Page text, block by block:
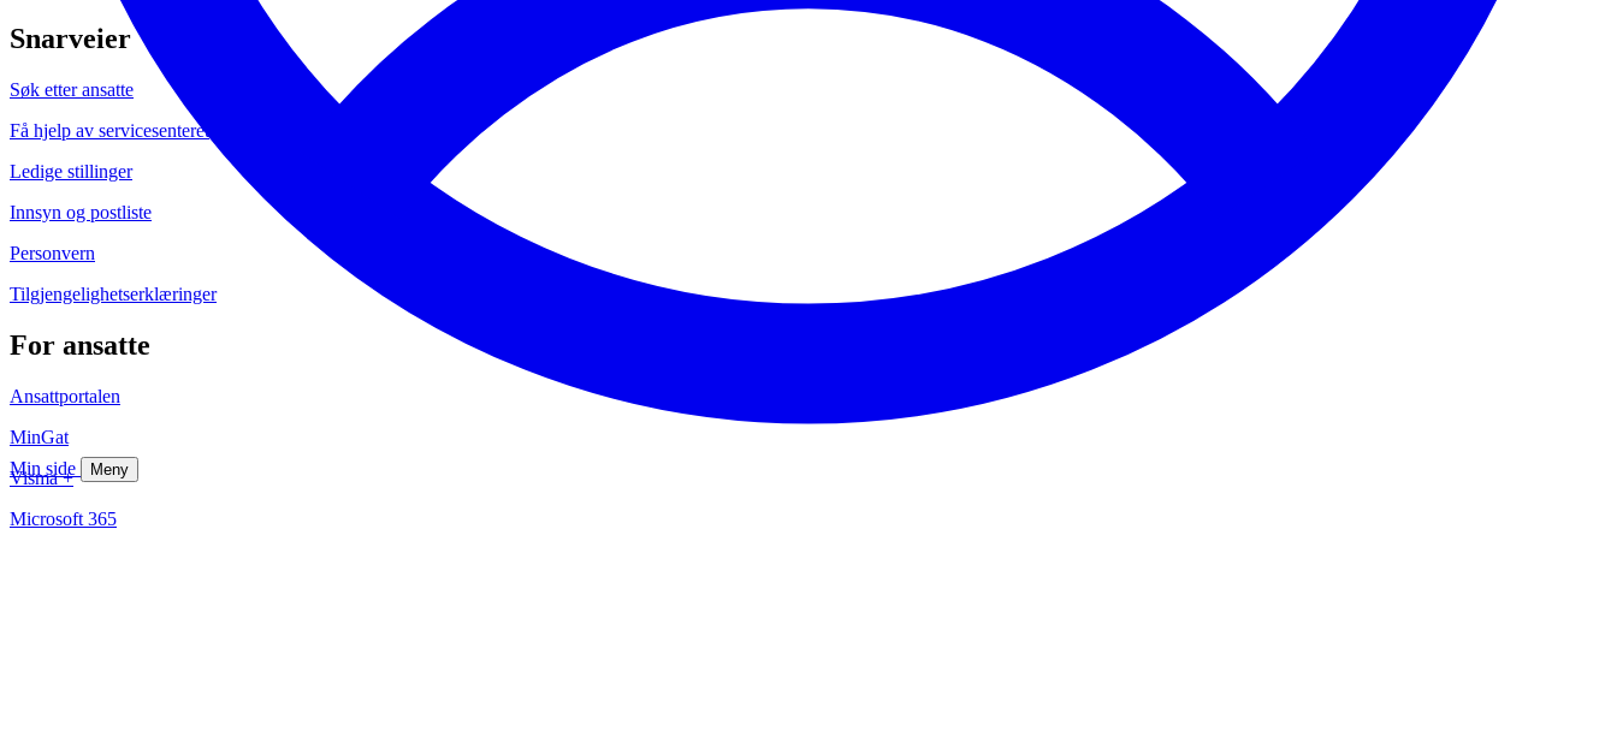
Min side Meny
Snarveier
Søk etter ansatte
Få hjelp av servicesenteret
Ledige stillinger
Innsyn og postliste
Personvern
Tilgjengelighetserklæringer
For ansatte
Ansattportalen
MinGat
Visma +
Microsoft 365